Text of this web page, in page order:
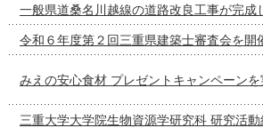
一般県道桑名川越線の道路改良工事が完成
令和６年度第２回三重県建築士審査会を開
みえの安心食材 プレゼントキャンペーン
三重大学大学院生物資源学研究科 研究活